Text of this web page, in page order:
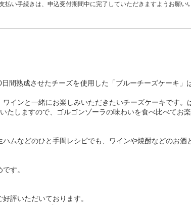
払い手続きは、申込受付期間中に完了していただきますようお願い
間熟成させたチーズを使用した「ブルーチーズケーキ」
インと一緒にお楽しみいただきたいチーズケーキです。
しますので、ゴルゴンゾーラの味わいを食べ比べてお楽
ムなどのひと手間レシピでも、ワインや焼酎などのお酒
す。
評いただいております。